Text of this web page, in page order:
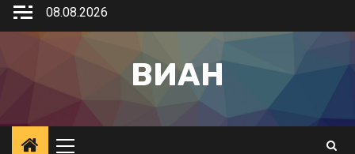
08.08.2026
ВИАН